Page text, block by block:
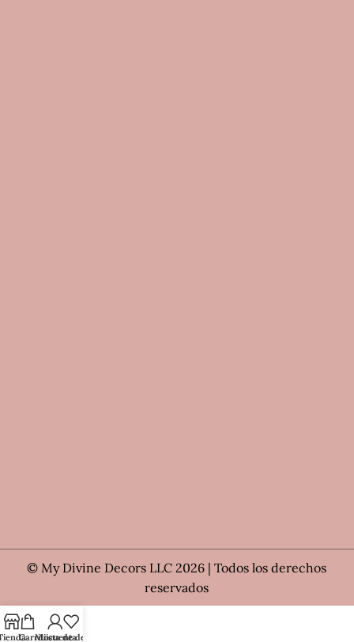
© My Divine Decors LLC 2026 | Todos los derechos
reservados
CarritoMi cuenta
Lista de deseos